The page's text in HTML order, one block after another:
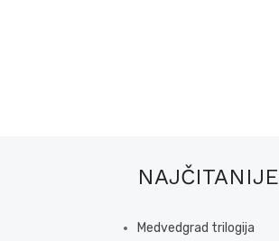
NAJČITANIJE
Medvedgrad trilogija